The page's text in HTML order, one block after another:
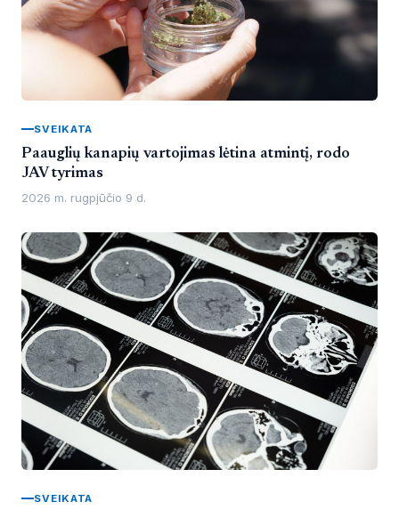
SVEIKATA
Paauglių kanapių vartojimas lėtina atmintį, rodo
JAV tyrimas
2026 m. rugpjūčio 9 d.
SVEIKATA